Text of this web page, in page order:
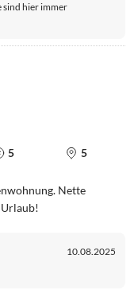
sind hier immer
5 5
Nette
10.08.2025